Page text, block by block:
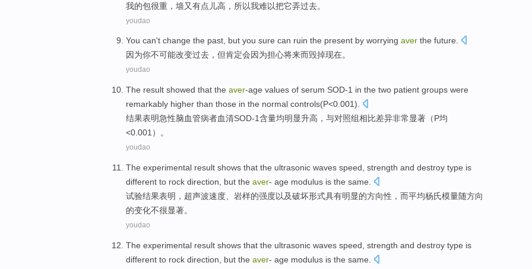
我的包很重 ， 墙又有点儿高 ，所以我难以把它弄过去。
youdao
You can't change the past, but you sure can ruin the present by worrying aver the future.
因为你不可能改变过去 ， 但肯定会因为担心将来而毁掉现在。
youdao
The result showed that the aver-age values of serum SOD-1 in the two patient groups were
remarkably higher than those in the normal controls(P<0.001).
结果表明急性脑血管病者血清SOD-1含量均明显升高，与对照组相比差异非常显著（P均
<0.001）。
youdao
The experimental result shows that the ultrasonic waves speed strength and destroy type is
different to rock direction but the aver- age modulus is the same.
试验结果表明 ， 超声波速度 、岩样的强度以及破坏形式具有明显的方向性， 而平均杨氏模量随方向
的变化不很显著。
youdao
The experimental result shows that the ultrasonic waves speed strength and destroy type is
different to rock direction but the aver- age modulus is the same.